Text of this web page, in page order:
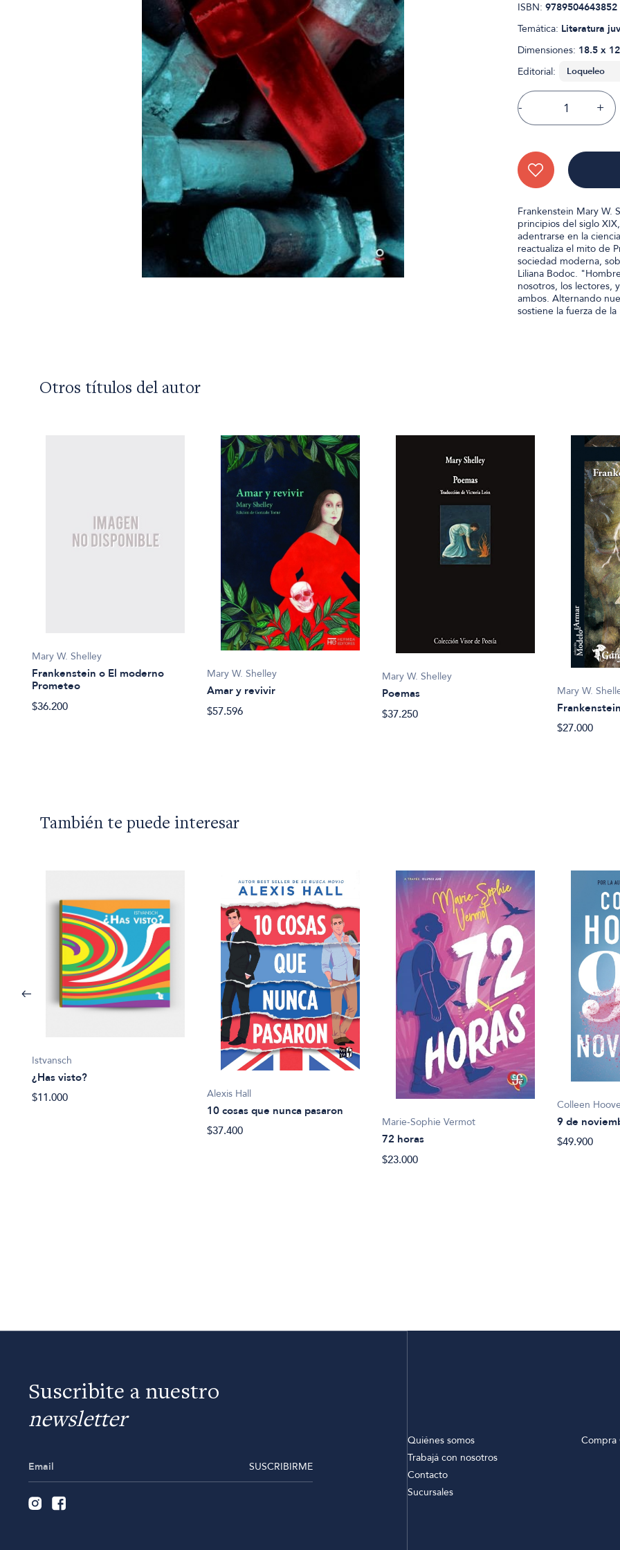
ISBN: 9789504643852
Temática: Literatura
Dimensiones: 18.5 x 12
Editorial:
- +
Frankenstein Mary W.
principios del siglo
adentrarse en la
reactualiza el mito de
sociedad moderna,
Liliana Bodoc.
nosotros, los lectores,
ambos. Alternando
sostiene la fuerza de
Otros títulos del autor
Mary W. Shelley
Frankenstein o El moderno
Prometeo
$36.200
Mary W. Shelley
Amar y revivir
$57.596
Mary W. Shelley
Poemas
$37.250
Mary W.
$27.000
También te puede interesar
Istvansch
¿Has visto?
$11.000
Alexis Hall
10 cosas que nunca pasaron
$37.400
Marie-Sophie Vermot
72 horas
$23.000
Colleen
9 de
$49.900
Suscribite a nuestro
newsletter
SUSCRIBIRME
Quiénes somos
Trabajá con nosotros
Contacto
Sucursales
Compra